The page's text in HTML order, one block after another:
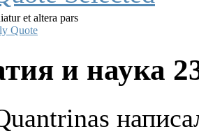
et altera pars
Quote
и наука